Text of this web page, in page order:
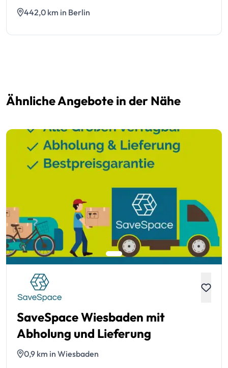
442,0 km in Berlin
Ähnliche Angebote in der Nähe
SaveSpace Wiesbaden mit
Abholung und Lieferung
0,9 km in Wiesbaden